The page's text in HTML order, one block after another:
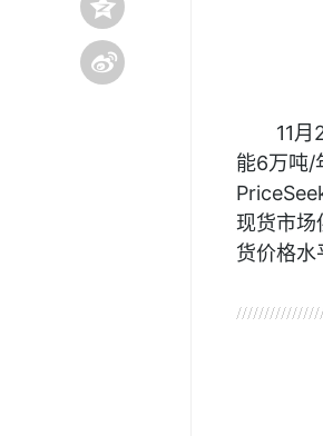
11
能6万吨/
现货市场
货价格水